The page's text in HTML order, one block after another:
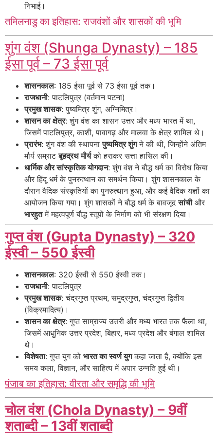
निभाई।
तमिलनाडु का इतिहास: राजवंशों और शासकों की भूमि
शुंग वंश (Shunga Dynasty) – 185
ईसा पूर्व – 73 ईसा पूर्व
शासनकाल: 185 ईसा पूर्व से 73 ईसा पूर्व तक।
राजधानी: पाटलिपुत्र (वर्तमान पटना)
प्रमुख शासक: पुष्यमित्र शुंग, अग्निमित्र।
शासन का क्षेत्र: शुंग वंश का शासन उत्तर और मध्य भारत में था,
जिसमें पाटलिपुत्र, काशी, पावागढ़ और मालवा के क्षेत्र शामिल थे।
प्रारंभ: शुंग वंश की स्थापनापुष्यमित्र शुंगने की थी, जिन्होंने अंतिम
मौर्य सम्राटबृहद्रथ मौर्यको हराकर सत्ता हासिल की।
धार्मिक और सांस्कृतिक योगदान: शुंग वंश ने बौद्ध धर्म का विरोध किया
और हिंदू धर्म के पुनरुत्थान का समर्थन किया। शुंग शासनकाल के
दौरान वैदिक संस्कृतियों का पुनरुत्थान हुआ, और कई वैदिक यज्ञों का
आयोजन किया गया। शुंग शासकों ने बौद्ध धर्म के बावजूदसांचीऔर
भारहुतमें महत्वपूर्ण बौद्ध स्तूपों के निर्माण को भी संरक्षण दिया।
गुप्त वंश (Gupta Dynasty) – 320
ईस्वी – 550 ईस्वी
शासनकाल: 320 ईस्वी से 550 ईस्वी तक।
राजधानी: पाटलिपुत्र
प्रमुख शासक: चंद्रगुप्त प्रथम, समुद्रगुप्त, चंद्रगुप्त द्वितीय
(विक्रमादित्य)।
शासन का क्षेत्र: गुप्त साम्राज्य उत्तरी और मध्य भारत तक फैला था,
जिसमें आधुनिक उत्तर प्रदेश, बिहार, मध्य प्रदेश और बंगाल शामिल
थे।
विशेषता: गुप्त युग को भारत का स्वर्ण युगकहा जाता है, क्योंकि इस
समय कला, विज्ञान, और साहित्य में अपार उन्नति हुई थी।
पंजाब का इतिहास: वीरता और समृद्धि की भूमि
चोल वंश (Chola Dynasty) – 9वीं
शताब्दी – 13वीं शताब्दी